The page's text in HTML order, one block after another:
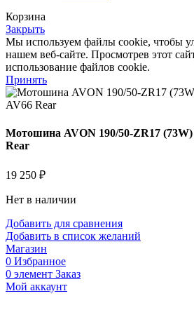
Корзина
Закрыть
Мы используем файлы cookie, чтобы
нашем веб-сайте. Просмотрев этот
использование файлов cookie.
Принять
Мотошина AVON 190/50-ZR17
Rear
19 250 ₽
Нет в наличии
Добавить для сравнения
Добавить в список желаний
Магазин
0 Избранное
0 элемент Заказ
Мой аккаунт